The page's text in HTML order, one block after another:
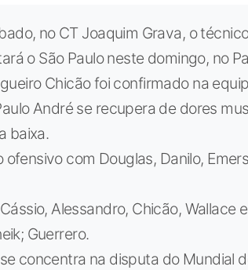
no CT Joaquim Grava, o
o São Paulo neste domingo, no
Chicão foi confirmado na
André se recupera de dores
baixa.
com Douglas, Danilo,
Alessandro, Chicão, Wallace
Guerrero.
concentra na disputa do Mundial